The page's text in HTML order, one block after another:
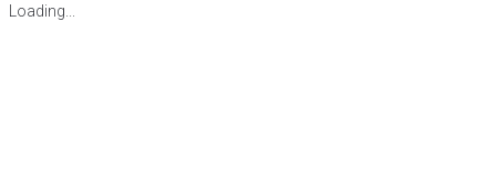
Loading...